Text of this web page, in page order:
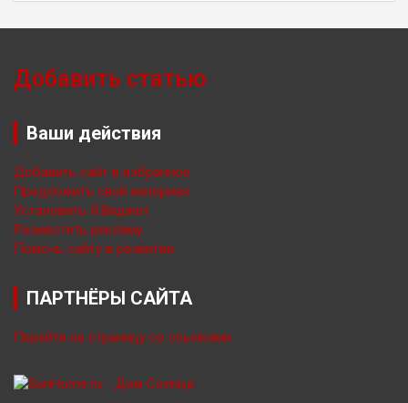
Добавить статью
Ваши действия
Добавить сайт в избранное
Предложить свой материал
Установить Я.Виджет
Разместить рекламу
Помочь сайту в развитии
ПАРТНЁРЫ САЙТА
Перейти на страницу со ссылками